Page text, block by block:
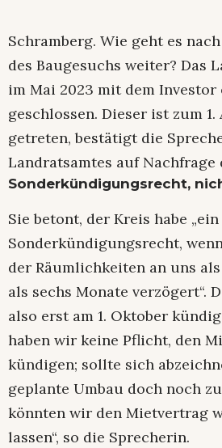
Schramberg. Wie geht es
des Baugesuchs weiter? Das
im Mai 2023 mit dem
geschlossen. Dieser ist zum
getreten, bestätigt die
Landratsamtes auf Nachfrage
Sonderkündigungsrecht,
Sie betont, der Kreis habe „ein
Sonderkündigungsrecht,
der Räumlichkeiten an uns
als sechs Monate verzögert“.
also erst am 1. Oktober
haben wir keine Pflicht, den
kündigen; sollte sich
geplante Umbau doch noch
könnten wir den Mietvertrag
lassen“, so die Sprecherin.